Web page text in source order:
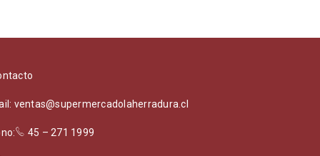
ventas@supermercadolaherradura.cl
45 – 271 1999